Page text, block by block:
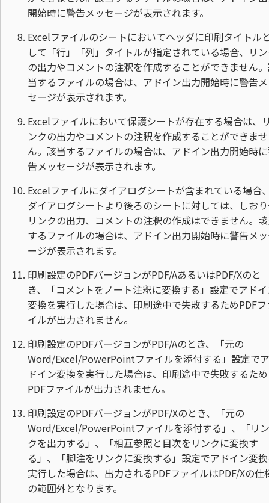
開始時に警告メッセージが表示されます。
Excelファイルのシートにおいてヘッダに印刷タイトル
して「行」「列」タイトルが指定されている場合、リ
の出力やコメントの注釈を作成することができません
当するファイルの場合は、アドイン出力開始時に警告
セージが表示されます。
Excelファイルにおいて保護シートが存在する場合は、
ンクの出力やコメントの注釈を作成することができませ
ん。該当するファイルの場合は、アドイン出力開始時
告メッセージが表示されます。
Excelファイルにダイアログシートが含まれている場合
ダイアログシートより後ろのシートに対しては、しお
リンクの出力、コメントの注釈の作成はできません。
するファイルの場合は、アドイン出力開始時に警告メ
ージが表示されます。
印刷設定のPDFバージョンがPDF/AあるいはPDF/Xのと
き、「コメントをノート注釈に変換する」設定でアド
変換を実行した場合は、印刷途中で失敗するためPDF
イルが出力されません。
印刷設定のPDFバージョンがPDF/Aのとき、「元の
Word/Excel/PowerPointファイルを添付する」設定でア
ドイン変換を実行した場合は、印刷途中で失敗するため
PDFファイルが出力されません。
印刷設定のPDFバージョンがPDF/Xのとき、「元の
Word/Excel/PowerPointファイルを添付する」、「リン
クを出力する」、「相互参照と目次をリンクに変換す
る」、「脚注をリンクに変換する」設定でアドイン変
実行した場合は、出力されるPDFファイルはPDF/Xの仕
の範囲外となります。